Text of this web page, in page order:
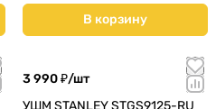
В корзину
3 990 ₽/шт
УШМ STANLEY STGS9125-RU